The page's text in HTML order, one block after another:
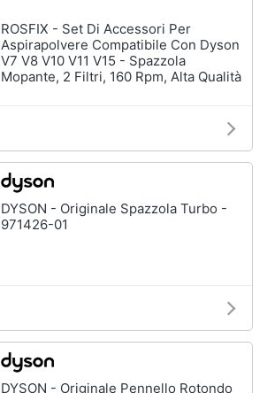
ROSFIX - Set Di Accessori Per
Aspirapolvere Compatibile Con Dyson
V7 V8 V10 V11 V15 - Spazzola
Mopante, 2 Filtri, 160 Rpm, Alta Qualità
DYSON - Originale Spazzola Turbo -
971426-01
DYSON - Originale Pennello Rotondo